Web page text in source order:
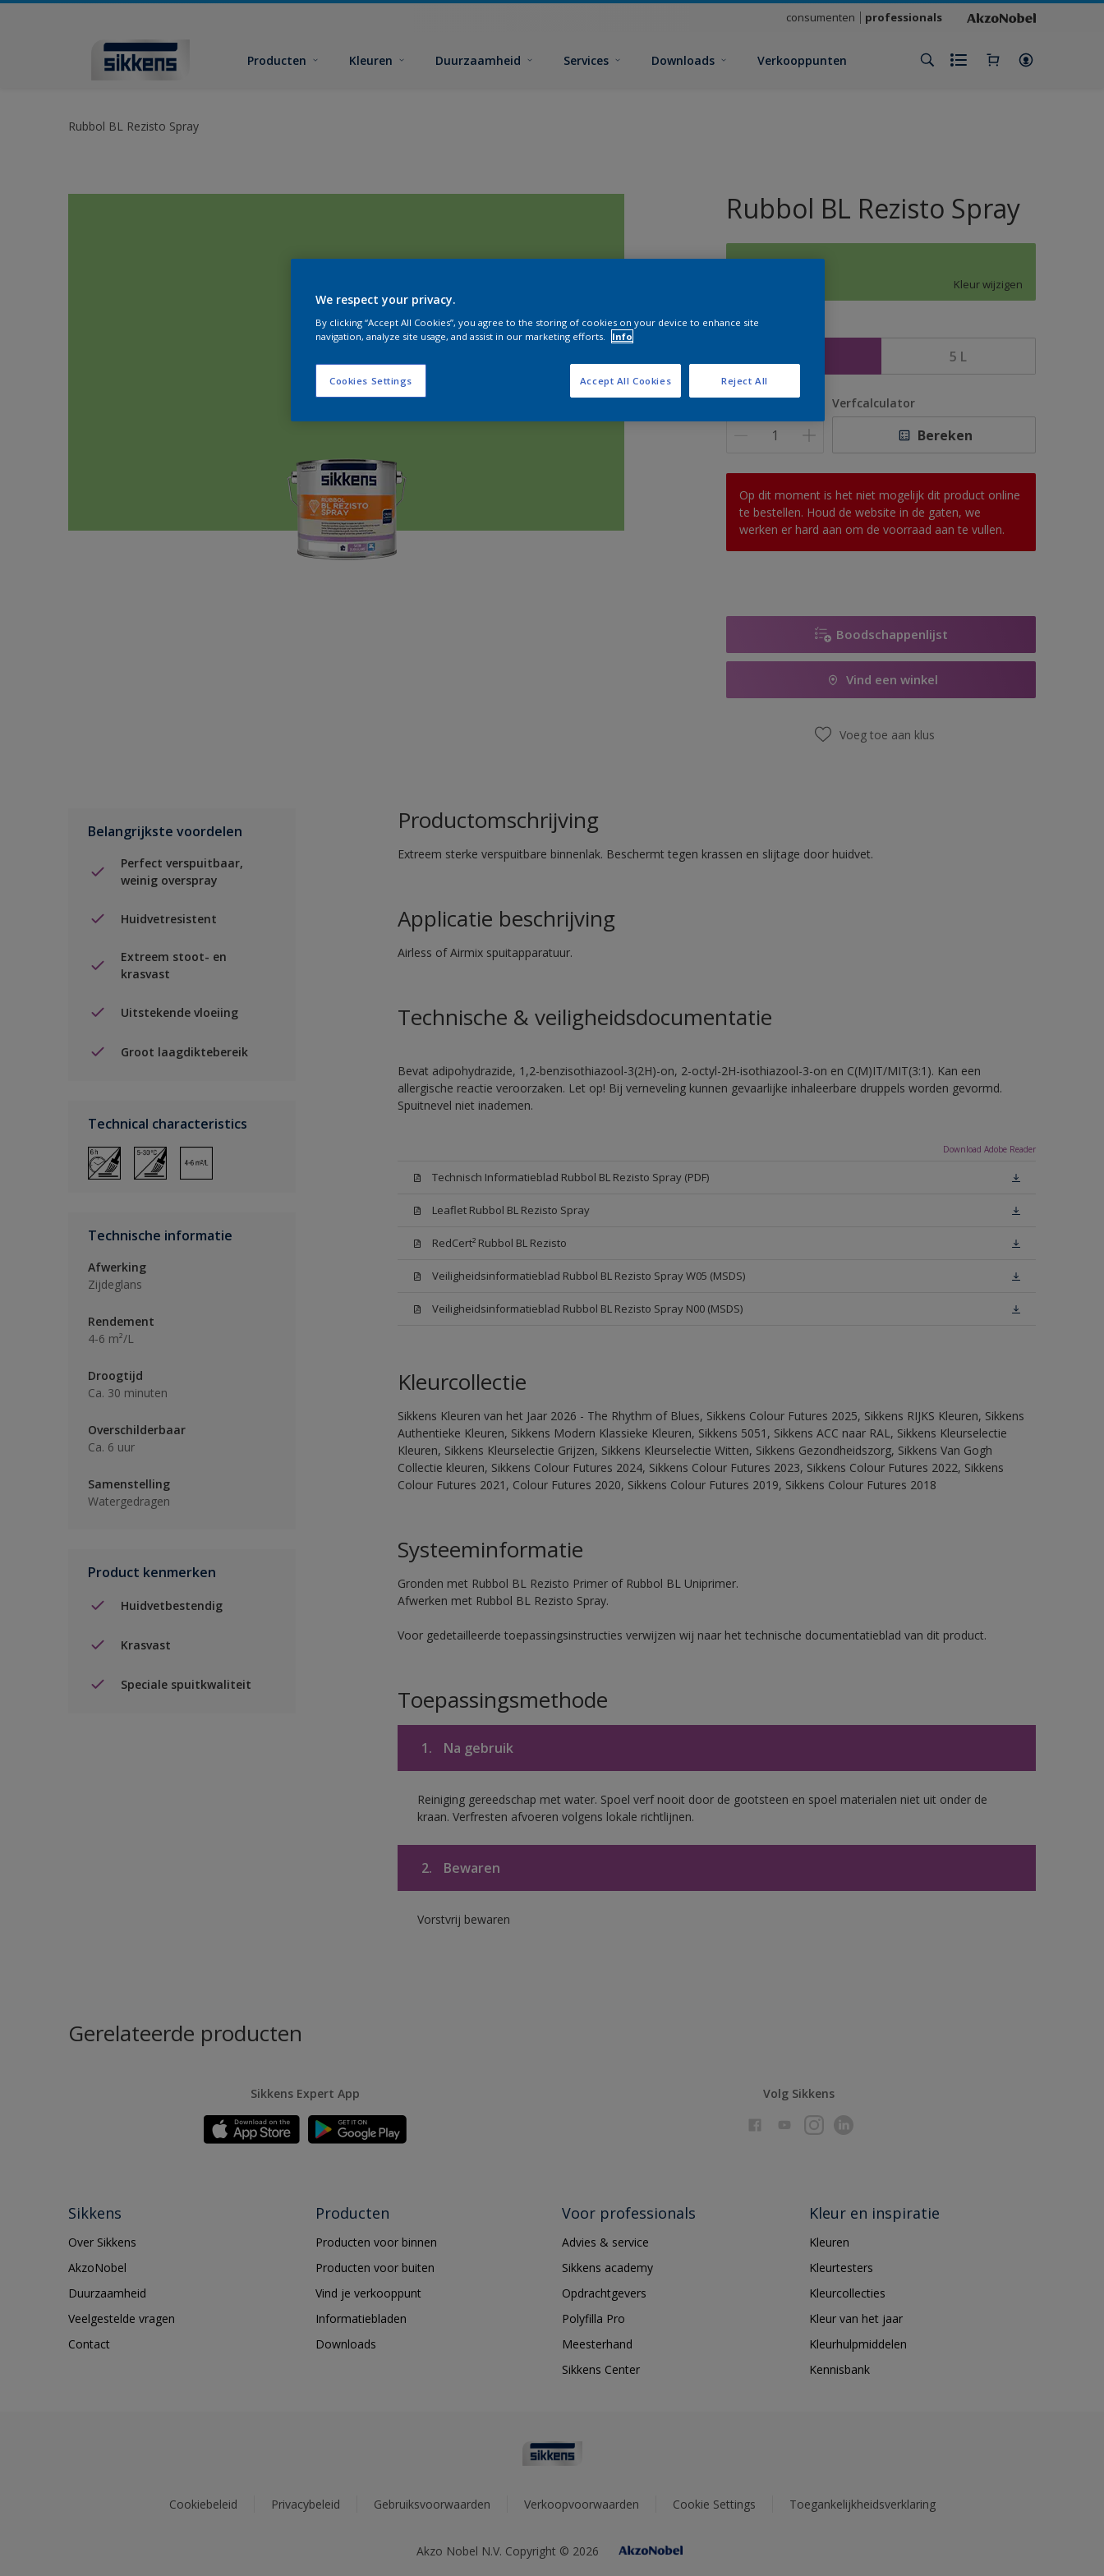
consumenten professionals
Producten Kleuren Duurzaamheid Services Downloads Verkooppunten
Rubbol BL Rezisto Spray
Rubbol BL Rezisto Spray
Kleur wijzigen
Grootte
5 L
Aantal Verfcalculator
Bereken
Op dit moment is het niet mogelijk dit product online
te bestellen. Houd de website in de gaten, we
werken er hard aan om de voorraad aan te vullen.
Boodschappenlijst
Vind een winkel
Voeg toe aan klus
Belangrijkste voordelen
Perfect verspuitbaar,
weinig overspray
Huidvetresistent
Extreem stoot- en
krasvast
Uitstekende vloeiing
Groot laagdiktebereik
Technical characteristics
Technische informatie
Afwerking
Zijdeglans
Rendement
4-6 m²/L
Droogtijd
Ca. 30 minuten
Overschilderbaar
Ca. 6 uur
Samenstelling
Watergedragen
Product kenmerken
Huidvetbestendig
Krasvast
Speciale spuitkwaliteit
Productomschrijving
Extreem sterke verspuitbare binnenlak. Beschermt tegen krassen en slijtage door huidvet.
Applicatie beschrijving
Airless of Airmix spuitapparatuur.
Technische & veiligheidsdocumentatie
Bevat adipohydrazide, 1,2-benzisothiazool-3(2H)-on, 2-octyl-2H-isothiazool-3-on en C(M)IT/MIT(3:1). Kan een
allergische reactie veroorzaken. Let op! Bij verneveling kunnen gevaarlijke inhaleerbare druppels worden gevormd.
Spuitnevel niet inademen.
Download Adobe Reader
Technisch Informatieblad Rubbol BL Rezisto Spray (PDF)
Leaflet Rubbol BL Rezisto Spray
RedCert² Rubbol BL Rezisto
Veiligheidsinformatieblad Rubbol BL Rezisto Spray W05 (MSDS)
Veiligheidsinformatieblad Rubbol BL Rezisto Spray N00 (MSDS)
Kleurcollectie
Sikkens Kleuren van het Jaar 2026 - The Rhythm of Blues, Sikkens Colour Futures 2025, Sikkens RIJKS Kleuren, Sikkens
Authentieke Kleuren, Sikkens Modern Klassieke Kleuren, Sikkens 5051, Sikkens ACC naar RAL, Sikkens Kleurselectie
Kleuren, Sikkens Kleurselectie Grijzen, Sikkens Kleurselectie Witten, Sikkens Gezondheidszorg, Sikkens Van Gogh
Collectie kleuren, Sikkens Colour Futures 2024, Sikkens Colour Futures 2023, Sikkens Colour Futures 2022, Sikkens
Colour Futures 2021, Colour Futures 2020, Sikkens Colour Futures 2019, Sikkens Colour Futures 2018
Systeeminformatie
Gronden met Rubbol BL Rezisto Primer of Rubbol BL Uniprimer.
Afwerken met Rubbol BL Rezisto Spray.
Voor gedetailleerde toepassingsinstructies verwijzen wij naar het technische documentatieblad van dit product.
Toepassingsmethode
1. Na gebruik
Reiniging gereedschap met water. Spoel verf nooit door de gootsteen en spoel materialen niet uit onder de
kraan. Verfresten afvoeren volgens lokale richtlijnen.
2. Bewaren
Vorstvrij bewaren
Gerelateerde producten
Sikkens Expert App Volg Sikkens
Sikkens
Over Sikkens
AkzoNobel
Duurzaamheid
Veelgestelde vragen
Contact
Producten
Producten voor binnen
Producten voor buiten
Vind je verkooppunt
Informatiebladen
Downloads
Voor professionals
Advies & service
Sikkens academy
Opdrachtgevers
Polyfilla Pro
Meesterhand
Sikkens Center
Kleur en inspiratie
Kleuren
Kleurtesters
Kleurcollecties
Kleur van het jaar
Kleurhulpmiddelen
Kennisbank
Cookiebeleid Privacybeleid Gebruiksvoorwaarden Verkoopvoorwaarden Cookie Settings Toegankelijkheidsverklaring
Akzo Nobel N.V. Copyright © 2026
We respect your privacy.
By clicking “Accept All Cookies”, you agree to the storing of cookies on your device to enhance site
navigation, analyze site usage, and assist in our marketing efforts.
Info
Cookies Settings Reject All
Accept All Cookies